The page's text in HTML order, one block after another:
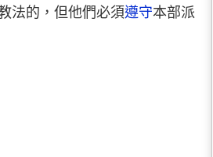
法的，但他們必須遵守本部派